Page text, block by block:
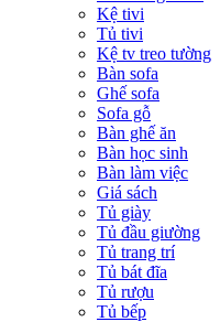
Kệ tivi
Tủ tivi
Kệ tv treo tường
Bàn sofa
Ghế sofa
Sofa gỗ
Bàn ghế ăn
Bàn học sinh
Bàn làm việc
Giá sách
Tủ giày
Tủ đầu giường
Tủ trang trí
Tủ bát đĩa
Tủ rượu
Tủ bếp